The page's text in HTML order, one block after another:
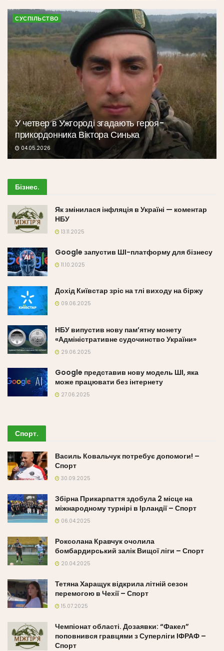
СУСПІЛЬСТВО
У четвер в Ужгороді згадають героя-
прикордонника Віктора Синька
04.05.2026
Бізнес.
Як змінилася інфляція в Україні — коментар
НБУ
13.11.2025
Google запустив ШІ-платформу для бізнесу
11.10.2025
Дохід Київстар зріс на тлі виходу на біржу
09.06.2025
НБУ випустив нову пам’ятну монету
«Адміністративне судочинство України»
29.06.2025
Google представив нову модель ШІ, яка
може працювати без інтернету
27.06.2025
Спорт.
Василь Ковальчук потребує допомоги! –
Спорт
30.09.2025
Збірна Прикарпаття здобула 2 місце на
міжнародному турнірі в Ірландії – Спорт
06.04.2025
Роксолана Кравчук очолила
бомбардирський залік Вищої ліги – Спорт
20.04.2025
Тетяна Харащук відкрила літній сезон
перемогою в Чехії – Спорт
15.07.2025
Чемпіонат області. Дозаявки: “Факел”
поповнився гравцями з Суперліги ІФРАФ –
Спорт